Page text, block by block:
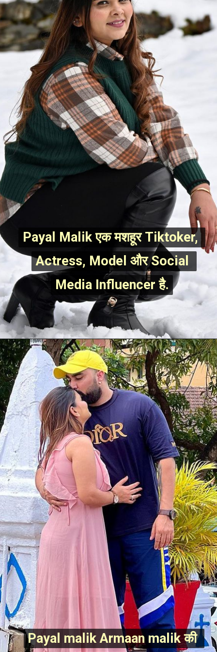
Payal Malik एक मशहूर Tiktoker,
Actress, Model और Social
Media Influencer है.
Payal Malik एक मशहूर Tiktoker,
Actress, Model और Social
Media Influencer है.
Payal malik Armaan malik की
Payal malik Armaan malik की